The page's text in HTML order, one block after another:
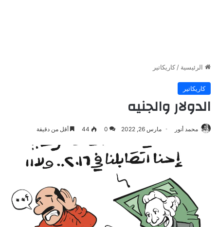
الرئيسية / كاريكاتير
كاريكاتير
الدولار والجنيه
محمد أنور مارس 26, 2022 0
44 أقل من دقيقة